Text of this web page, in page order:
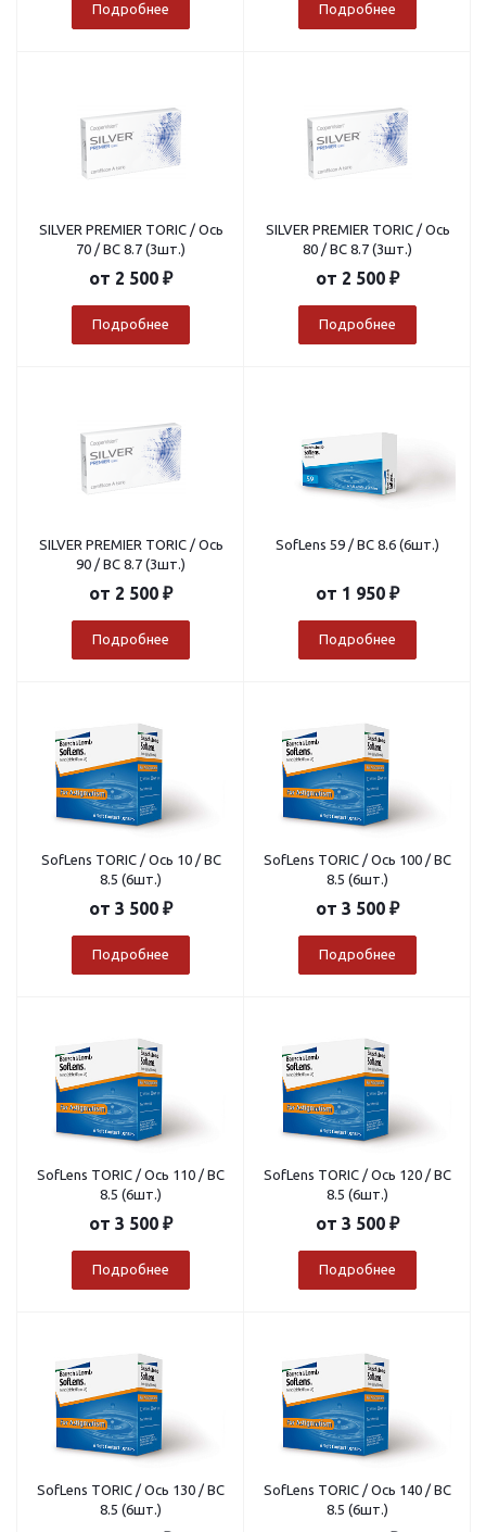
Подробнее Подробнее
SILVER PREMIER TORIC / Ось
70 / BC 8.7 (3шт.)
от 2 500 ₽
Подробнее
SILVER PREMIER TORIC / Ось
80 / BC 8.7 (3шт.)
от 2 500 ₽
Подробнее
SILVER PREMIER TORIC / Ось
90 / BC 8.7 (3шт.)
от 2 500 ₽
Подробнее
SofLens 59 / BC 8.6 (6шт.)
от 1 950 ₽
Подробнее
SofLens TORIC / Ось 10 / BC
8.5 (6шт.)
от 3 500 ₽
Подробнее
SofLens TORIC / Ось 100 / BC
8.5 (6шт.)
от 3 500 ₽
Подробнее
SofLens TORIC / Ось 110 / BC
8.5 (6шт.)
от 3 500 ₽
Подробнее
SofLens TORIC / Ось 120 / BC
8.5 (6шт.)
от 3 500 ₽
Подробнее
SofLens TORIC / Ось 130 / BC
8.5 (6шт.)
SofLens TORIC / Ось 140 / BC
8.5 (6шт.)